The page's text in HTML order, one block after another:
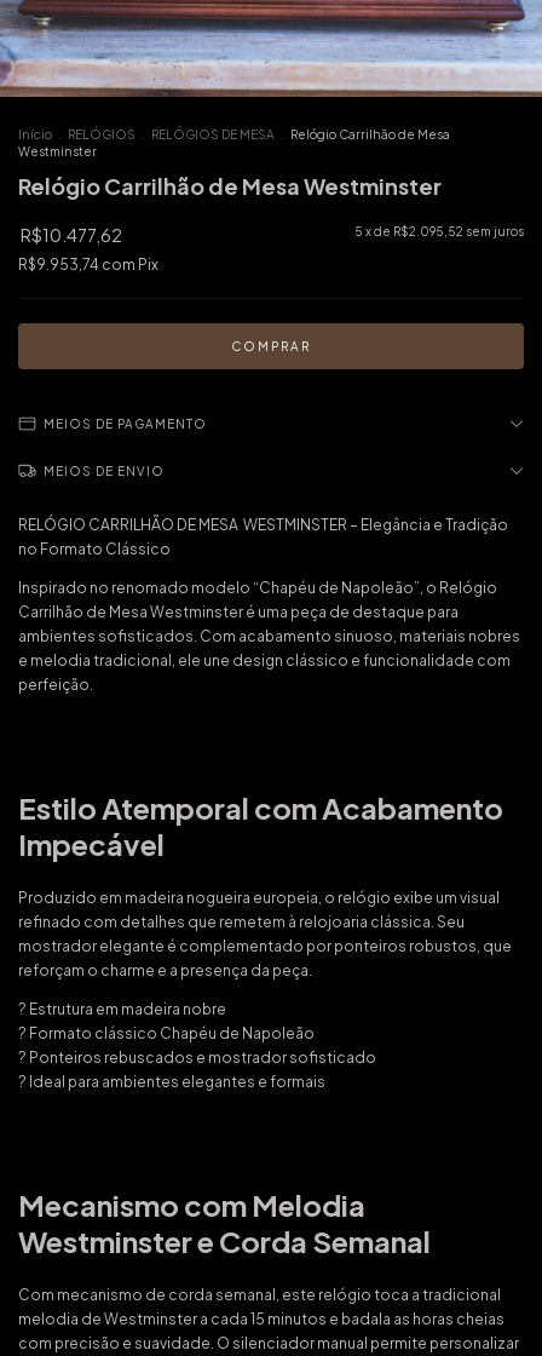
Início RELÓGIOS RELÓGIOS DE MESA
Relógio Carrilhão de Mesa
Westminster
Relógio Carrilhão de Mesa Westminster
R$10.477,62 5 x de R$2.095,52 sem juros
R$9.953,74 com Pix
MEIOS DE PAGAMENTO
MEIOS DE ENVIO
RELÓGIO CARRILHÃO DE MESA WESTMINSTER – Elegância e Tradição
no Formato Clássico
Inspirado no renomado modelo “Chapéu de Napoleão”, o Relógio
Carrilhão de Mesa Westminster é uma peça de destaque para
ambientes sofisticados. Com acabamento sinuoso, materiais nobres
e melodia tradicional, ele une design clássico e funcionalidade com
perfeição.
Estilo Atemporal com Acabamento
Impecável
Produzido em madeira nogueira europeia, o relógio exibe um visual
refinado com detalhes que remetem à relojoaria clássica. Seu
mostrador elegante é complementado por ponteiros robustos, que
reforçam o charme e a presença da peça.
? Estrutura em madeira nobre
? Formato clássico Chapéu de Napoleão
? Ponteiros rebuscados e mostrador sofisticado
? Ideal para ambientes elegantes e formais
Mecanismo com Melodia
Westminster e Corda Semanal
Com mecanismo de corda semanal, este relógio toca a tradicional
melodia de Westminster a cada 15 minutos e badala as horas cheias
com precisão e suavidade. O silenciador manual permite personalizar